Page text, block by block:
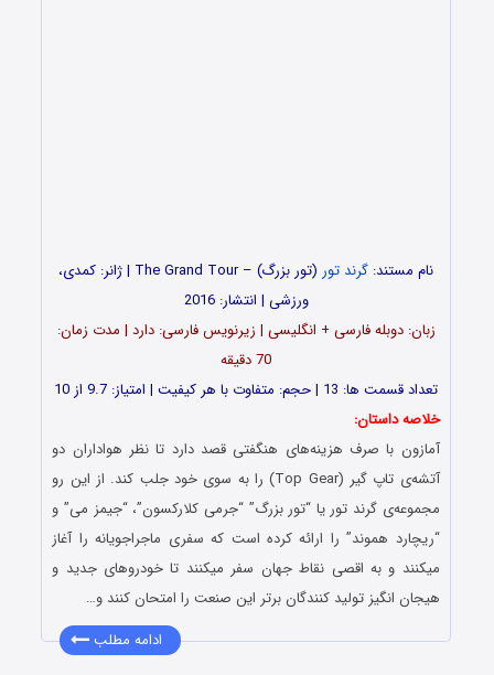
نام مستند: گرند تور
(تور بزرگ) – The Grand Tour | ژانر: کمدی،
ورزشی | انتشار: 2016
زبان: دوبله فارسی + انگلیسی | زیرنویس فارسی: دارد | مدت زمان:
70 دقیقه
تعداد قسمت ها: 13 | حجم: متفاوت با هر کیفیت | امتیاز: 9.7 از 10
خلاصه داستان:
آمازون با صرف هزینه‌های هنگفتی قصد دارد تا نظر هواداران دو
آتشه‌ی تاپ گیر (Top Gear) را به سوی خود جلب کند. از این رو
مجموعه‌ی گرند تور یا “تور بزرگ” “جرمی ‌کلارکسون”، “جیمز‌ می” و
“ریچارد هموند” را ارائه کرده است که سفری ماجراجویانه را آغاز
میکنند و به اقصی نقاط جهان سفر میکنند تا خودروهای جدید و
هیجان انگیز تولید کنندگان برتر این صنعت را امتحان کنند و…
ادامه مطلب